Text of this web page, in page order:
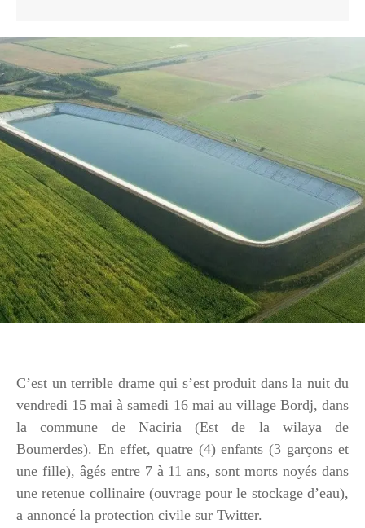
C’est un terrible drame qui s’est produit dans la nuit du
vendredi 15 mai à samedi 16 mai au village Bordj, dans
la commune de Naciria (Est de la wilaya de
Boumerdes). En effet, quatre (4) enfants (3 garçons et
une fille), âgés entre 7 à 11 ans, sont morts noyés dans
une retenue collinaire (ouvrage pour le stockage d’eau),
a annoncé la protection civile sur Twitter.